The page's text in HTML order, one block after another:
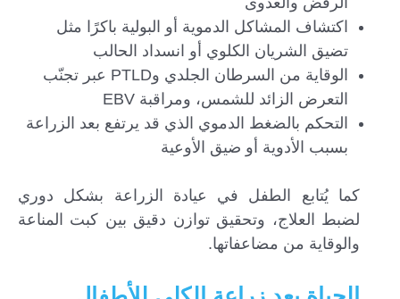
اكتشاف المشاكل الدموية أو البولية باكرًا مثل
تضيق الشريان الكلوي أو انسداد الحالب
الوقاية من السرطان الجلدي وPTLD عبر تجنّب
التعرض الزائد للشمس، ومراقبة EBV
التحكم بالضغط الدموي الذي قد يرتفع بعد الزراعة
بسبب الأدوية أو ضيق الأوعية
كما يُتابع الطفل في عيادة الزراعة بشكل دوري
لضبط العلاج، وتحقيق توازن دقيق بين كبت المناعة
والوقاية من مضاعفاتها.